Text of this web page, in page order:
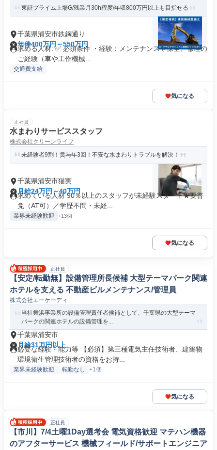
東証プライム上場G/残業月30h程度/年収800万円以上も目指せる
千葉県浦安市鉄鋼通り
年俸400万円～550万円
求める人材: ✅ 必須条件 ・経験：メンテナンスや保全、修理の
ご経験（車や工作機械...
交通費支給
気になる
正社員
水まわりサービススタッフ
株式会社クリーンライフ
未経験者9割！賞与年3回！不安な水まわりトラブルを解決！
千葉県浦安市猫実
月給24万円～40万円
求めている人材 90％以上のスタッフが未経験スタート★要普
免（AT可）／学歴不問・未経...
業界未経験歓迎 +13個
気になる
正社員
【安定/転勤無】設備管理所長候補 大型テーマパーク関連
ホテルを支える 不動産ビルメンテナンス/管理員
株式会社エーケーディ
当社舞浜事業所の設備管理責任者候補として、千葉県の大型テーマ
パークの関連ホテルの設備管理を...
千葉県浦安市
月給31万円以上
必要な経験・能力等 【必須】第三種電気主任技術者、建築物
環境衛生管理技術者の資格をお持...
業界未経験歓迎 転勤なし +1個
気になる
正社員
【市川】7/4土曜1Day選考会 電気資格歓迎 マテハン機器
のアフターサービス 機械フィールド/サポートエンジニア